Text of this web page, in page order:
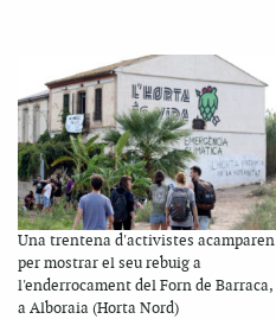
Una trentena d'activistes acamparen
per mostrar el seu rebuig a
l'enderrocament del Forn de Barraca,
a Alboraia (Horta Nord)